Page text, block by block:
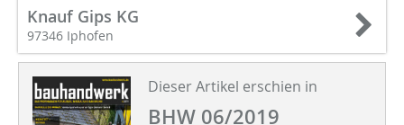
Knauf Gips KG
97346 Iphofen
Dieser Artikel erschien in
BHW 06/2019